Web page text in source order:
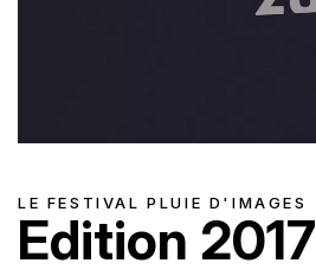
LE FESTIVAL PLUIE D'IMAGES
Edition 2017